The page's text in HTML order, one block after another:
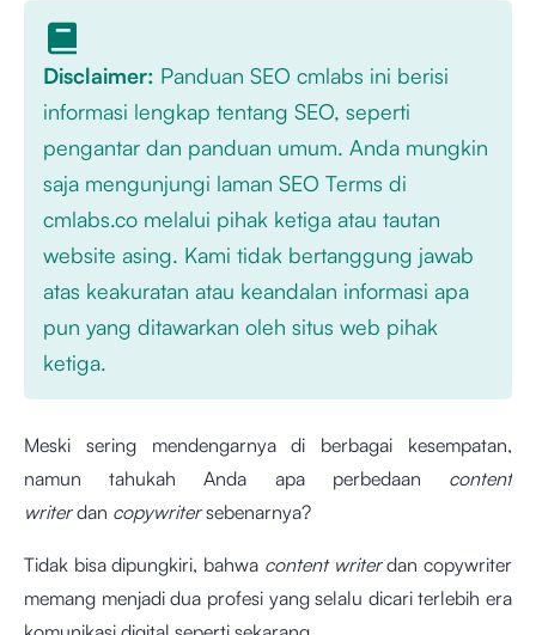
Disclaimer: Panduan SEO cmlabs ini berisi
informasi lengkap tentang SEO, seperti
pengantar dan panduan umum. Anda mungkin
saja mengunjungi laman SEO Terms di
cmlabs.co melalui pihak ketiga atau tautan
website asing. Kami tidak bertanggung jawab
atas keakuratan atau keandalan informasi apa
pun yang ditawarkan oleh situs web pihak
ketiga.
Meski sering mendengarnya di berbagai kesempatan,
namun tahukah Anda apa perbedaan content
writerdan copywritersebenarnya?
Tidak bisa dipungkiri, bahwa content writerdan copywriter
memang menjadi dua profesi yang selalu dicari terlebih era